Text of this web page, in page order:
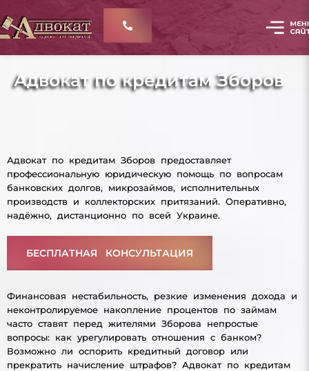
Адвокат по кредитам Зборов
Адвокат по кредитам Зборов предоставляет
профессиональную юридическую помощь по вопросам
банковских долгов, микрозаймов, исполнительных
производств и коллекторских притязаний. Оперативно,
надёжно, дистанционно по всей Украине.
БЕСПЛАТНАЯ КОНСУЛЬТАЦИЯ
Финансовая нестабильность, резкие изменения дохода и
неконтролируемое накопление процентов по займам
часто ставят перед жителями Зборова непростые
вопросы: как урегулировать отношения с банком?
Возможно ли оспорить кредитный договор или
прекратить начисление штрафов? Адвокат по кредитам